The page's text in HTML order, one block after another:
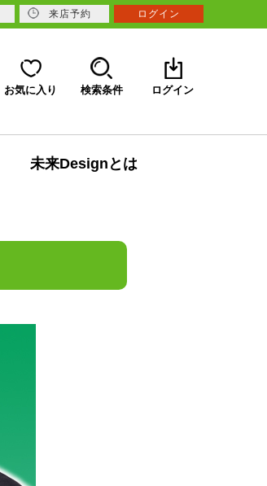
お気に入り 検索条件 ログイン
未来Designとは
来店予約 ログイン